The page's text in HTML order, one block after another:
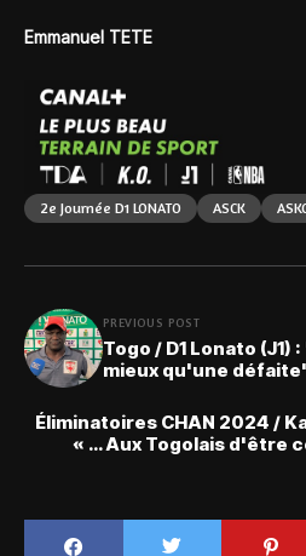
Emmanuel TETE
2e Journée D1 LONATO ASCK
PREVIOUS POST
Togo / D1 Lonato (J1)
mieux qu'une
Éliminatoires CHAN 2024 /
« … Aux Togolais d'être